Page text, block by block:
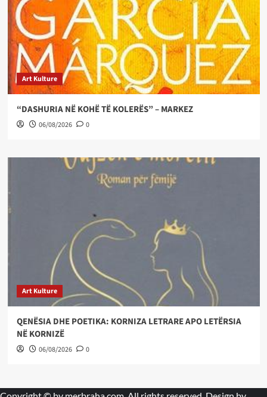
Art Kulture
“DASHURIA NË KOHË TË KOLERËS” – MARKEZ
06/08/2026 0
Art Kulture
QENËSIA DHE POETIKA: KORNIZA LETRARE APO LETËRSIA
NË KORNIZË
06/08/2026 0